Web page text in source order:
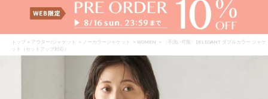
トップ > アウター/ジャケット > ノーカラージャケット > WOMEN > 〈手洗い可能〉DELEGANT ダブルカラー ジャケ
ット（セットアップ対応）